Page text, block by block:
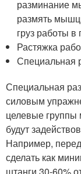
разминание
размять
груз работы
Растяжка
Специальная
Специальная
силовым
целевые группы
будут
Например,
сделать как